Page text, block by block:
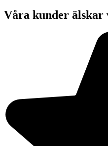
Våra kunder älskar